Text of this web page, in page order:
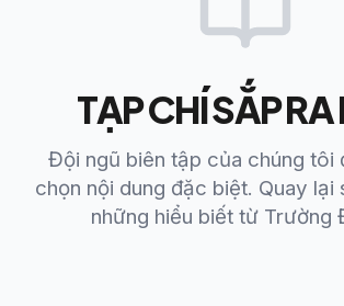
TẠP CHÍ SẮP
Đội ngũ biên tập của chúng tôi
chọn nội dung đặc biệt. Quay lại
những hiểu biết từ Trường